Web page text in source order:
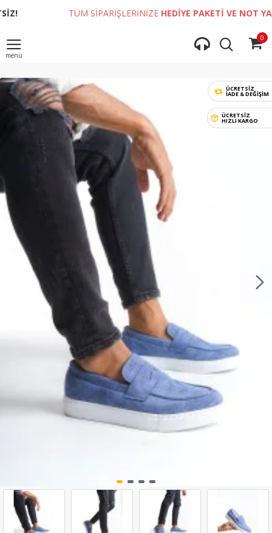
TÜM SİPARİŞLERİNİZEHEDİYE PAKETİ VE NOT
0
ÜCRETSİZ
İADE & DEĞIŞIM
ÜCRETSİZ
HIZLI KARGO